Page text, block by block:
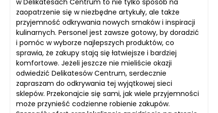
zaopatrzenie się w niezbędne artykuły, ale także
przyjemność odkrywania nowych smaków i inspiracji
kulinarnych. Personel jest zawsze gotowy, by doradzić
i pomóc w wyborze najlepszych produktów, co
sprawia, że zakupy stają się łatwiejsze i bardziej
komfortowe. Jeżeli jeszcze nie mieliście okazji
odwiedzić Delikatesów Centrum, serdecznie
zapraszam do odkrywania tej wyjątkowej sieci
sklepów. Przekonajcie się sami, jak wiele przyjemności
może przynieść codzienne robienie zakupów.